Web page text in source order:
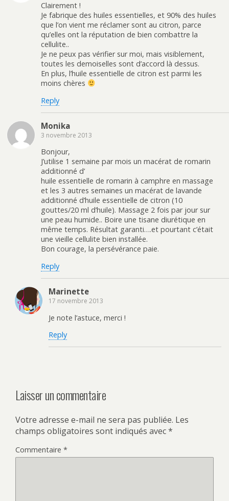
Clairement !
Je fabrique des huiles essentielles, et 90% des huiles
que l’on vient me réclamer sont au citron, parce
qu’elles ont la réputation de bien combattre la
cellulite..
Je ne peux pas vérifier sur moi, mais visiblement,
toutes les demoiselles sont d’accord là dessus.
En plus, l’huile essentielle de citron est parmi les
moins chères
Reply
Monika
3 novembre 2013
Bonjour,
J’utilise 1 semaine par mois un macérat de romarin
additionné d’
huile essentielle de romarin à camphre en massage
et les 3 autres semaines un macérat de lavande
additionné d’huile essentielle de citron (10
gouttes/20 ml d’huile). Massage 2 fois par jour sur
une peau humide.. Boire une tisane diurétique en
même temps. Résultat garanti….et pourtant c’était
une vieille cellulite bien installée.
Bon courage, la persévérance paie.
Reply
Marinette
17 novembre 2013
Je note l’astuce, merci !
Reply
Laisser un commentaire
Votre adresse e-mail ne sera pas publiée. Les
champs obligatoires sont indiqués avec*
Commentaire *